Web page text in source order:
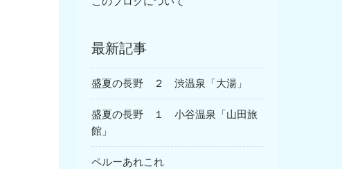
最新記事
盛夏の長野 ２ 渋温泉「大湯」
盛夏の長野 １ 小谷温泉「山田旅
館」
ペルーあれこれ